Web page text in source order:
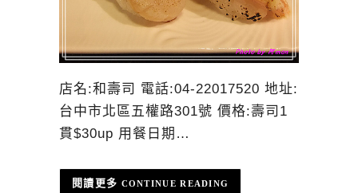
店名:和壽司 電話:04-22017520 地址:
台中市北區五權路301號 價格:壽司1
貫$30up 用餐日期…
CONTINUE READING